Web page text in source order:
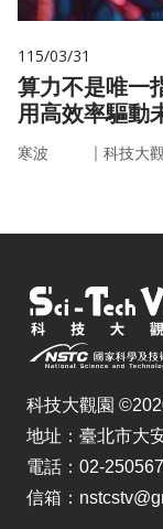
115/03/31
算力不是唯一
用高效率驅動
寒波 ｜ 科技大
科技大觀園
地址：臺北市大
電話：02-
信箱：